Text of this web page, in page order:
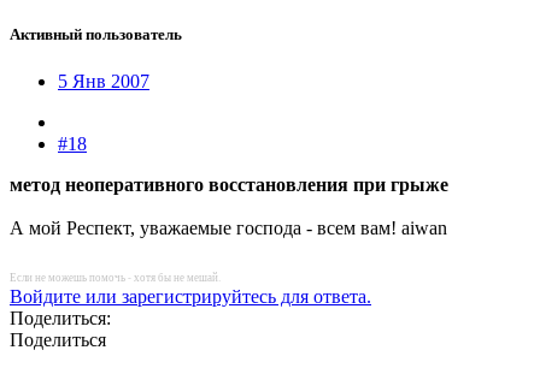
Активный пользователь
5 Янв 2007
#18
метод неоперативного восстановления при грыже
А мой Респект, уважаемые господа - всем вам! aiwan
Если не можешь помочь - хотя бы не мешай.
Войдите или зарегистрируйтесь для ответа.
Поделиться:
Поделиться